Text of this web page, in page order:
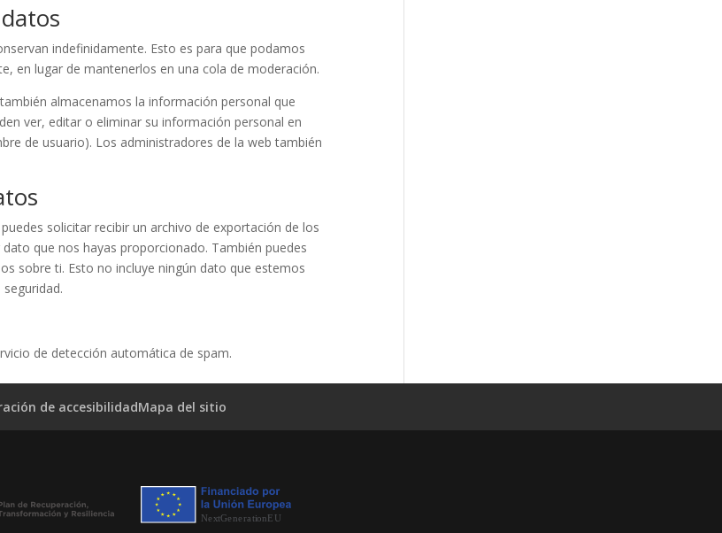
indefinidamente. Esto es para que podamos
en lugar de mantenerlos en una cola de moderación.
almacenamos la información personal que
ver, editar o eliminar su información personal en
de usuario). Los administradores de la web también
solicitar recibir un archivo de exportación de los
que nos hayas proporcionado. También puedes
sobre ti. Esto no incluye ningún dato que estemos
de detección automática de spam.
de accesibilidadMapa del sitio